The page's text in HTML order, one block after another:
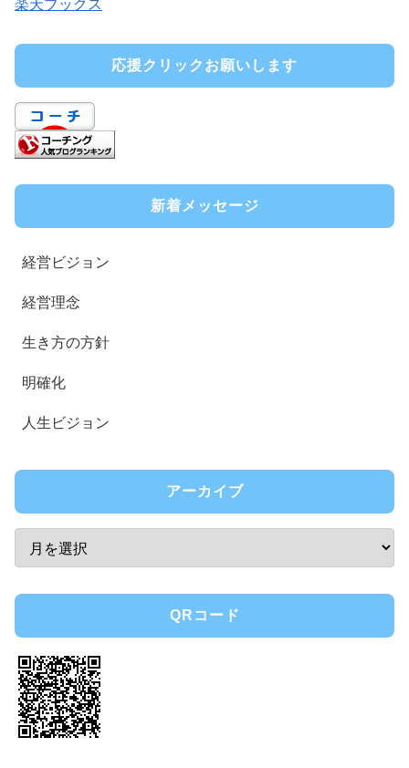
楽天ブックス
応援クリックお願いします
新着メッセージ
経営ビジョン
経営理念
生き方の方針
明確化
人生ビジョン
アーカイブ
QRコード